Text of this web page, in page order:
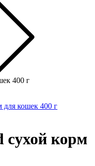
400 г
сухой корм